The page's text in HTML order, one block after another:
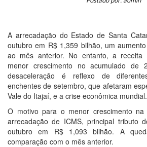
A arrecadação do Estado de Santa
outubro em R$ 1,359 bilhão, um
ao mês anterior. No entanto, a receita
menor crescimento no acumulado de
desaceleração é reflexo de
enchentes de setembro, que afetaram
Vale do Itajaí, e a crise econômica mundial.
O motivo para o menor crescimento
arrecadação de ICMS, principal tributo
outubro em R$ 1,093 bilhão. A
comparação com o mês anterior.